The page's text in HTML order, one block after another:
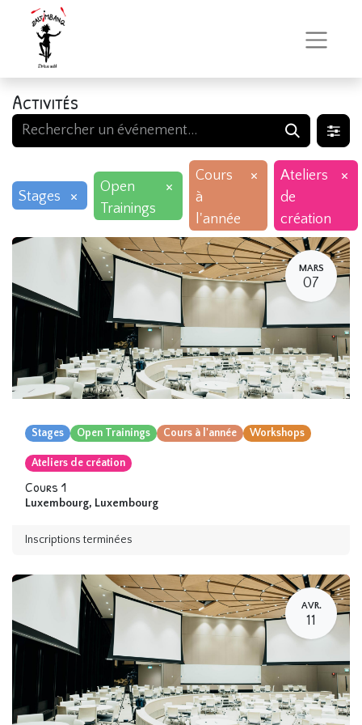
Activités
Stages ×
Open
Trainings
×
Cours
à
l'année
×
Ateliers
de
création
×
MARS
07
Stages Open Trainings Cours à l'année Workshops
Ateliers de création
Cours 1
Luxembourg, Luxembourg
Inscriptions terminées
AVR.
11